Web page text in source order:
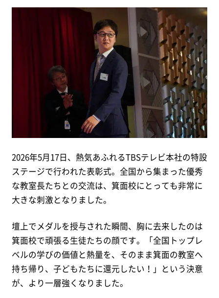
2026年5月17日、熱気あふれるTBSテレビ本社の特設
ステージで行われた表彰式。全国から集まった優秀
な教室長たちとの交流は、箕面校にとっても非常に
大きな刺激となりました。
壇上でメダルを授与された瞬間、胸に去来したのは
箕面校で頑張る生徒たちの顔です。「全国トップレ
ベルの学びの価値と熱量を、そのまま箕面の教室へ
持ち帰り、子どもたちに還元したい！」という決意
が、より一層強くなりました。